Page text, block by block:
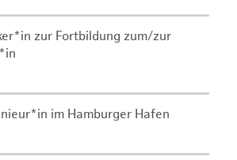
zur Fortbildung zum/zur
im Hamburger Hafen